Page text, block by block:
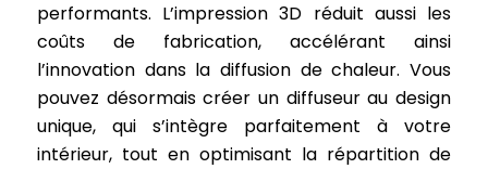
performants. L’impression 3D réduit aussi les
coûts de fabrication, accélérant ainsi
l’innovation dans la diffusion de chaleur. Vous
pouvez désormais créer un diffuseur au design
unique, qui s’intègre parfaitement à votre
intérieur, tout en optimisant la répartition de